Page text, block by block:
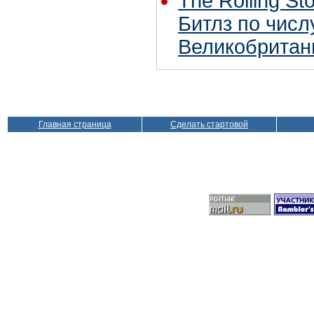
Битлз по
Главная страница Сделать стартовой